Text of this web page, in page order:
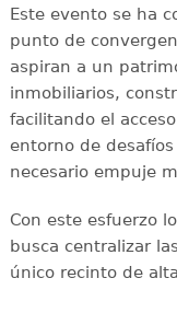
Este evento se ha
punto de
aspiran a un
inmobiliarios,
facilitando el
entorno de
necesario empuje
Con este esfuerzo
busca centralizar
único recinto de